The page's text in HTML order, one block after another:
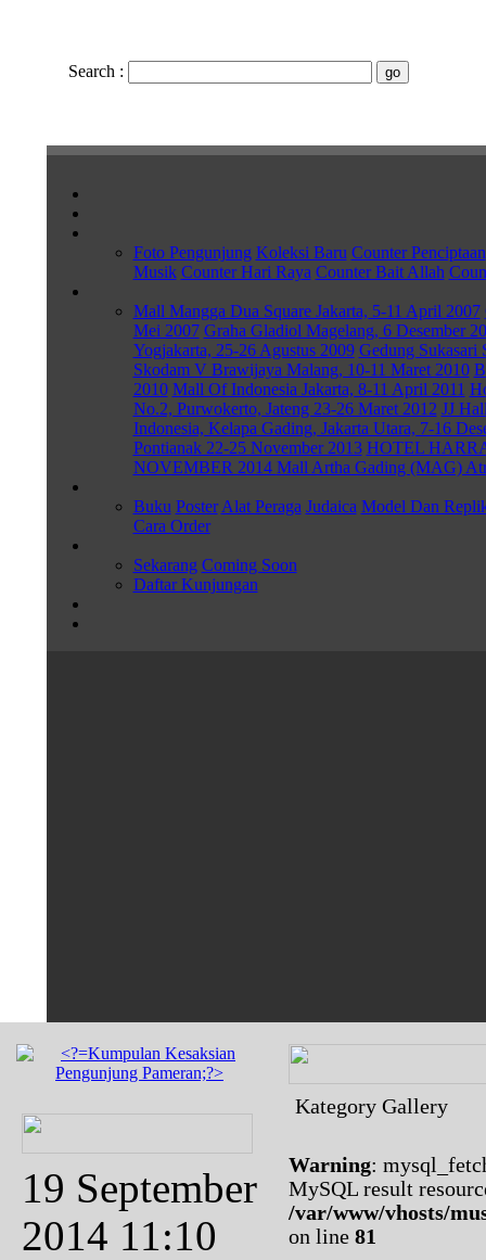
Search :
Foto Pengunjung Koleksi Baru Counter Penciptaan
Musik Counter Hari Raya Counter Bait Allah
Mall Mangga Dua Square Jakarta, 5-11 April 2007
Mei 2007 Graha Gladiol Magelang, 6 Desember
Yogjakarta, 25-26 Agustus 2009 Gedung Sukasari
Skodam V Brawijaya Malang, 10-11 Maret 2010
2010 Mall Of Indonesia Jakarta, 8-11 April 2011
No.2, Purwokerto, Jateng 23-26 Maret 2012 JJ
Indonesia, Kelapa Gading, Jakarta Utara, 7-16
Pontianak 22-25 November 2013 HOTEL
NOVEMBER 2014 Mall Artha Gading (MAG)
Buku Poster Alat Peraga Judaica Model Dan
Cara Order
Sekarang Coming Soon
Daftar Kunjungan
19 September
2014 11:10
Kategory Gallery
Warning:
MySQL result
/var/www/vhosts/
on line 81